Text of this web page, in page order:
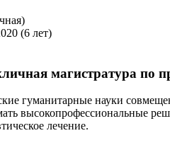
(6 лет)
магистратура по
гуманитарные науки
высокопрофессиональные
лечение.